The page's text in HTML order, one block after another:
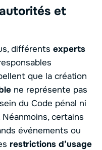
et
différents experts
que la création
ne représente pas
du Code pénal ni
certains
événements ou
restrictions d’usage